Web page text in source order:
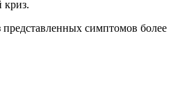
криз.
симптомов более